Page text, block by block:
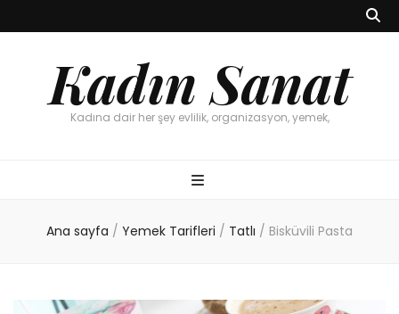
Kadın Sanat
Kadına dair her şey evlilik, organizasyon, yemek,
Ana sayfa / Yemek Tarifleri / Tatlı / Bisküvili Pasta